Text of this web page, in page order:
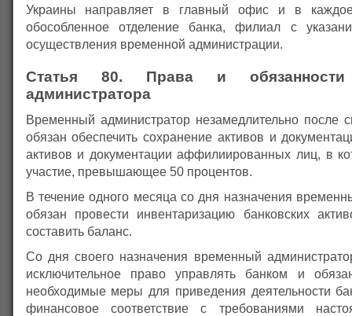
Украины направляет в главный офис и в каждое
обособленное отделение банка, филиал с
осуществления временной администрации.
Статья 80. Права и обязанности
администратора
Временный администратор незамедлительно после
обязан обеспечить сохранение активов и
активов и документации аффилиированных лиц, в
участие, превышающее 50 процентов.
В течение одного месяца со дня назначения
обязан провести инвентаризацию банковских
составить баланс.
Со дня своего назначения временный
исключительное право управлять банком и
необходимые меры для приведения деятельности
финансовое соответствие с требованиями